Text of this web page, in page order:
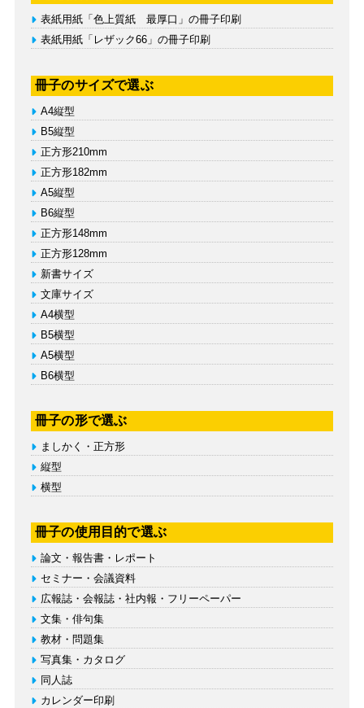
表紙用紙「色上質紙 最厚口」の冊子印刷
表紙用紙「レザック66」の冊子印刷
冊子のサイズで選ぶ
A4縦型
B5縦型
正方形210mm
正方形182mm
A5縦型
B6縦型
正方形148mm
正方形128mm
新書サイズ
文庫サイズ
A4横型
B5横型
A5横型
B6横型
冊子の形で選ぶ
ましかく・正方形
縦型
横型
冊子の使用目的で選ぶ
論文・報告書・レポート
セミナー・会議資料
広報誌・会報誌・社内報・フリーペーパー
文集・俳句集
教材・問題集
写真集・カタログ
同人誌
カレンダー印刷